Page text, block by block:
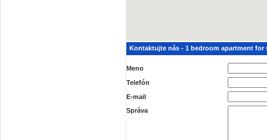
Kontaktujte nás - 1 bedroom apartment for
Meno
Telefón
E-mail
Správa